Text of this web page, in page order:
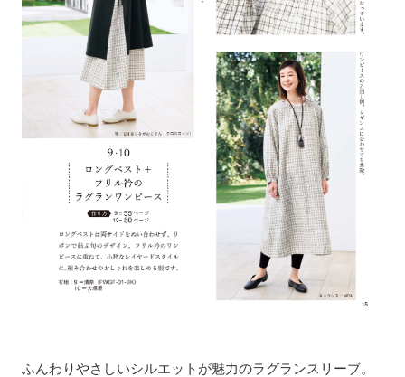
ふんわりやさしいシルエットが魅力のラグランスリーブ。